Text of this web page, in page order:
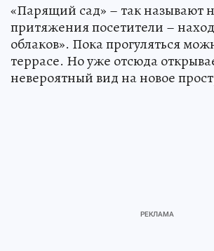
«Парящий сад» – так называют
притяжения посетители –
облаков». Пока прогуляться
террасе. Но уже отсюда
невероятный вид на новое